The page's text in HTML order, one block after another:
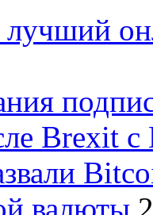
Brexit